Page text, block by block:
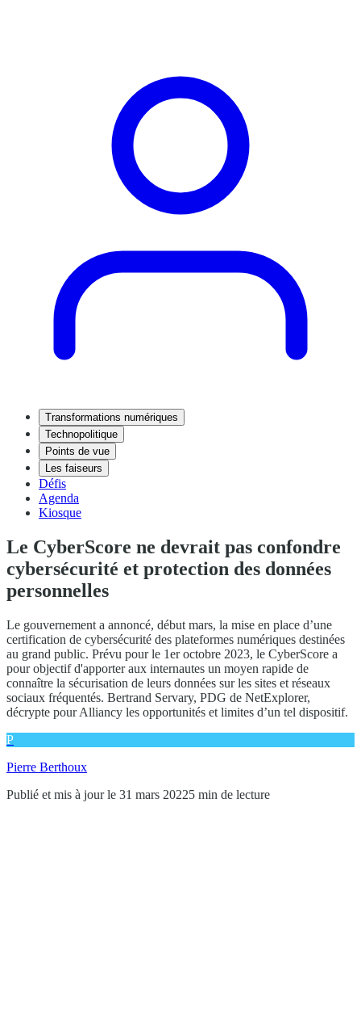
Transformations numériques
Technopolitique
Points de vue
Les faiseurs
Défis
Agenda
Kiosque
Le CyberScore ne devrait pas confondre
cybersécurité et protection des données
personnelles
Le gouvernement a annoncé, début mars, la mise en place d’une
certification de cybersécurité des plateformes numériques destinées
au grand public. Prévu pour le 1er octobre 2023, le CyberScore a
pour objectif d'apporter aux internautes un moyen rapide de
connaître la sécurisation de leurs données sur les sites et réseaux
sociaux fréquentés. Bertrand Servary, PDG de NetExplorer,
décrypte pour Alliancy les opportunités et limites d’un tel dispositif.
P
Pierre Berthoux
Publié et mis à jour le 31 mars 20225 min de lecture